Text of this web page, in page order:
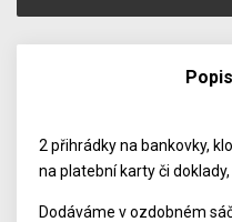
2 přihrádky na bankovky,
na platební karty či
Dodáváme v ozdobném